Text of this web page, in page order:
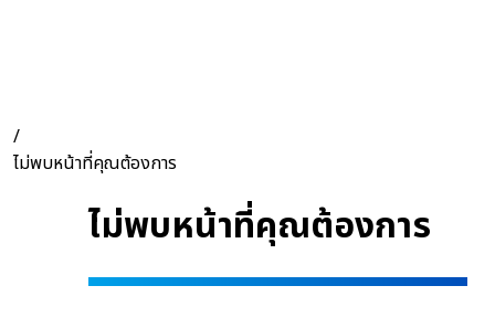
/
ไม่พบหน้าที่คุณต้องการ
ไม่พบหน้าที่คุณต้องการ